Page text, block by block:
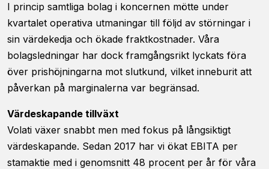
I princip samtliga bolag i koncernen mötte under
kvartalet operativa utmaningar till följd av störningar i
sin värdekedja och ökade fraktkostnader. Våra
bolagsledningar har dock framgångsrikt lyckats föra
över prishöjningarna mot slutkund, vilket inneburit att
påverkan på marginalerna var begränsad.
Värdeskapande tillväxt
Volati växer snabbt men med fokus på långsiktigt
värdeskapande. Sedan 2017 har vi ökat EBITA per
stamaktie med i genomsnitt 48 procent per år för våra